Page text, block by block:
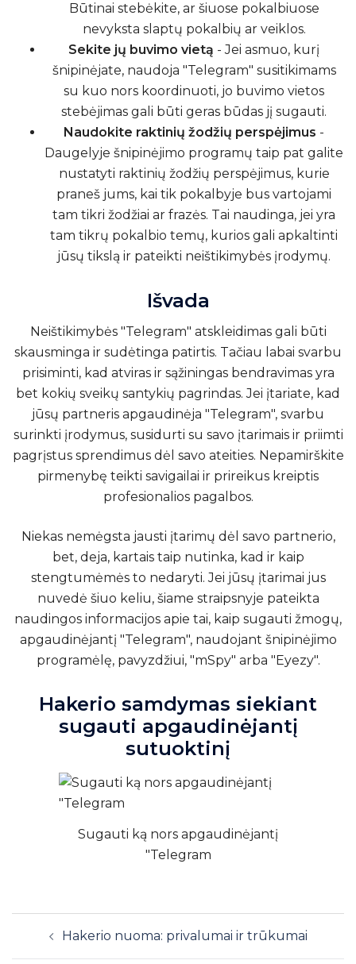
Būtinai stebėkite, ar šiuose pokalbiuose
nevyksta slaptų pokalbių ar veiklos.
Sekite jų buvimo vietą - Jei asmuo, kurį
šnipinėjate, naudoja "Telegram" susitikimams
su kuo nors koordinuoti, jo buvimo vietos
stebėjimas gali būti geras būdas jį sugauti.
Naudokite raktinių žodžių perspėjimus -
Daugelyje šnipinėjimo programų taip pat galite
nustatyti raktinių žodžių perspėjimus, kurie
praneš jums, kai tik pokalbyje bus vartojami
tam tikri žodžiai ar frazės. Tai naudinga, jei yra
tam tikrų pokalbio temų, kurios gali apkaltinti
jūsų tikslą ir pateikti neištikimybės įrodymų.
Išvada
Neištikimybės "Telegram" atskleidimas gali būti
skausminga ir sudėtinga patirtis. Tačiau labai svarbu
prisiminti, kad atviras ir sąžiningas bendravimas yra
bet kokių sveikų santykių pagrindas. Jei įtariate, kad
jūsų partneris apgaudinėja "Telegram", svarbu
surinkti įrodymus, susidurti su savo įtarimais ir priimti
pagrįstus sprendimus dėl savo ateities. Nepamirškite
pirmenybę teikti savigailai ir prireikus kreiptis
profesionalios pagalbos.
Niekas nemėgsta jausti įtarimų dėl savo partnerio,
bet, deja, kartais taip nutinka, kad ir kaip
stengtumėmės to nedaryti. Jei jūsų įtarimai jus
nuvedė šiuo keliu, šiame straipsnyje pateikta
naudingos informacijos apie tai, kaip sugauti žmogų,
apgaudinėjantį "Telegram", naudojant šnipinėjimo
programėlę, pavyzdžiui, "mSpy" arba "Eyezy".
Hakerio samdymas siekiant
sugauti apgaudinėjantį
sutuoktinį
Sugauti ką nors apgaudinėjantį
"Telegram
navigacija
Hakerio nuoma: privalumai ir trūkumai